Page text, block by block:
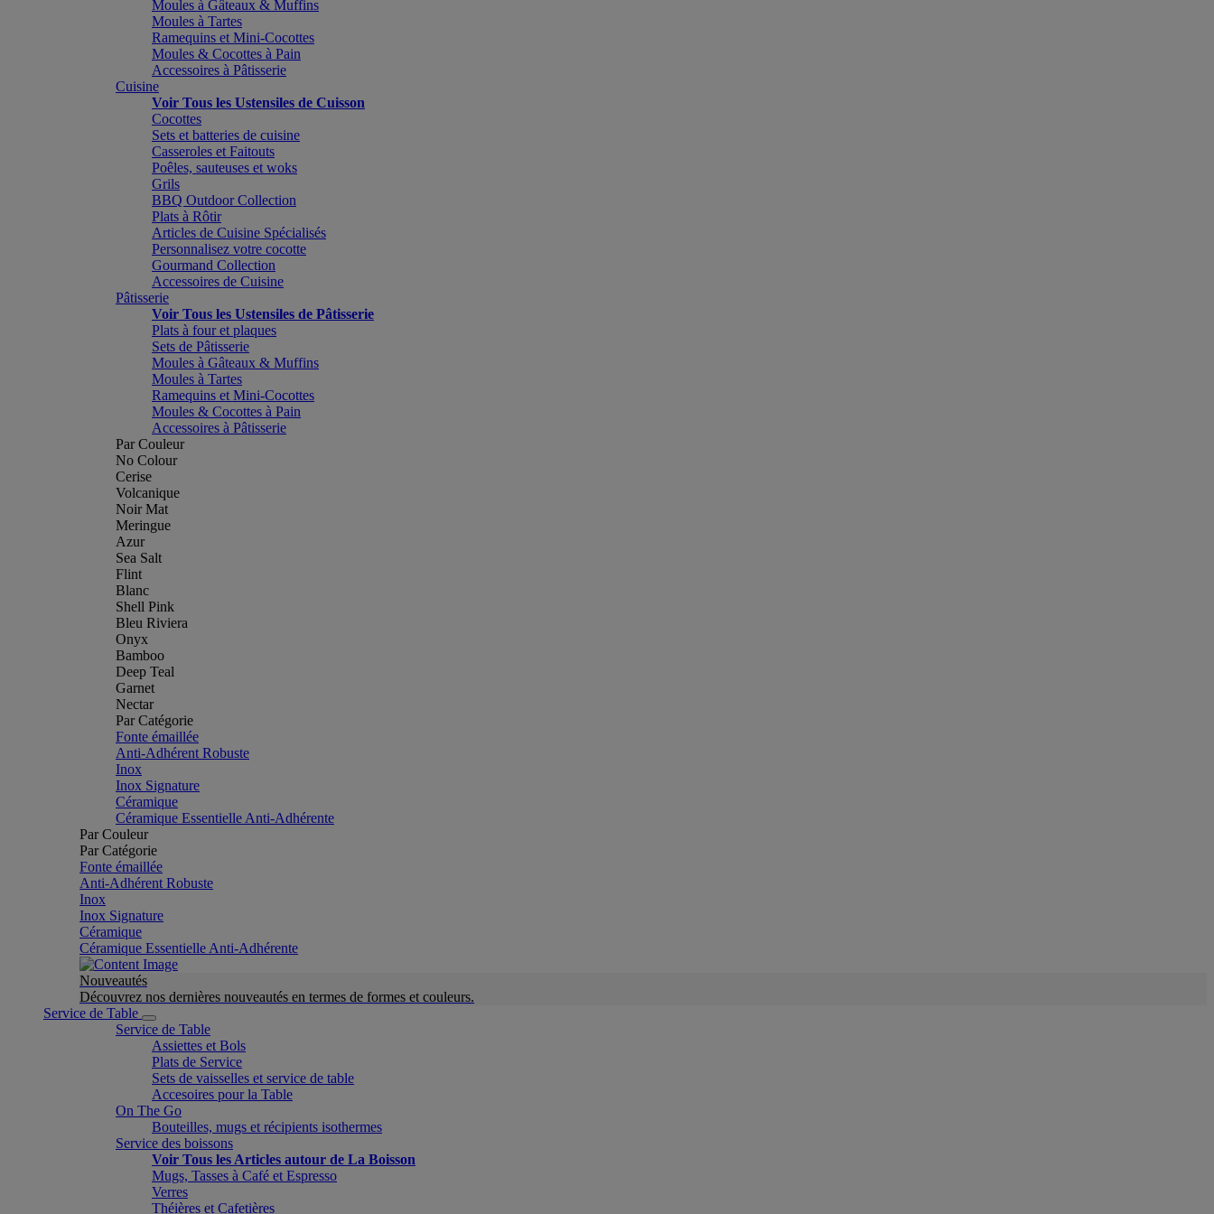
Moules à Gâteaux & Muffins
Moules à Tartes
Ramequins et Mini-Cocottes
Moules & Cocottes à Pain
Accessoires à Pâtisserie
Cuisine
Voir Tous les Ustensiles de Cuisson
Cocottes
Sets et batteries de cuisine
Casseroles et Faitouts
Poêles, sauteuses et woks
Grils
BBQ Outdoor Collection
Plats à Rôtir
Articles de Cuisine Spécialisés
Personnalisez votre cocotte
Gourmand Collection
Accessoires de Cuisine
Pâtisserie
Voir Tous les Ustensiles de Pâtisserie
Plats à four et plaques
Sets de Pâtisserie
Moules à Gâteaux & Muffins
Moules à Tartes
Ramequins et Mini-Cocottes
Moules & Cocottes à Pain
Accessoires à Pâtisserie
Par Couleur
No Colour
Cerise
Volcanique
Noir Mat
Meringue
Azur
Sea Salt
Flint
Blanc
Shell Pink
Bleu Riviera
Onyx
Bamboo
Deep Teal
Garnet
Nectar
Par Catégorie
Fonte émaillée
Anti-Adhérent Robuste
Inox
Inox Signature
Céramique
Céramique Essentielle Anti-Adhérente
Par Couleur
Par Catégorie
Fonte émaillée
Anti-Adhérent Robuste
Inox
Inox Signature
Céramique
Céramique Essentielle Anti-Adhérente
Nouveautés
Découvrez nos dernières nouveautés en termes de formes et couleurs.
Service de Table
Service de Table
Assiettes et Bols
Plats de Service
Sets de vaisselles et service de table
Accesoires pour la Table
On The Go
Bouteilles, mugs et récipients isothermes
Service des boissons
Voir Tous les Articles autour de La Boisson
Mugs, Tasses à Café et Espresso
Verres
Théières et Cafetières